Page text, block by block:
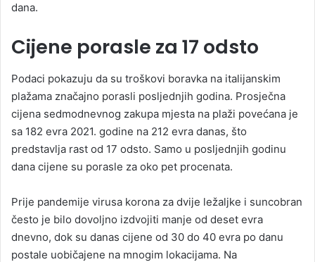
dana.
Cijene porasle za 17 odsto
Podaci pokazuju da su troškovi boravka na italijanskim
plažama značajno porasli posljednjih godina. Prosječna
cijena sedmodnevnog zakupa mjesta na plaži povećana je
sa 182 evra 2021. godine na 212 evra danas, što
predstavlja rast od 17 odsto. Samo u posljednjih godinu
dana cijene su porasle za oko pet procenata.
Prije pandemije virusa korona za dvije ležaljke i suncobran
često je bilo dovoljno izdvojiti manje od deset evra
dnevno, dok su danas cijene od 30 do 40 evra po danu
postale uobičajene na mnogim lokacijama. Na